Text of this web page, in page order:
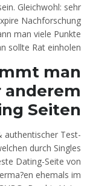
Gleichwohl: sehr
Nachforschung
man viele Punkte
sollte Rat einholen.
man
anderem
Seiten?
authentischer Test-
durch Singles
Dating-Seite von
ehemals im